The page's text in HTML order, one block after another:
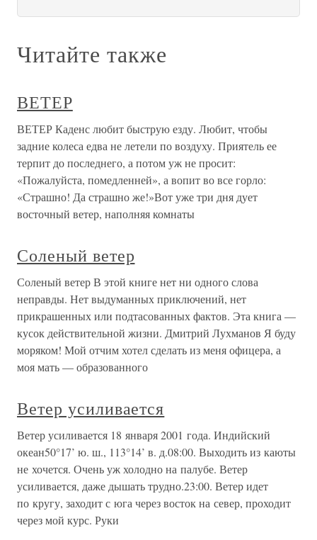
Читайте также
ВЕТЕР
ВЕТЕР Каденс любит быструю езду. Любит, чтобы
задние колеса едва не летели по воздуху. Приятель ее
терпит до последнего, а потом уж не просит:
«Пожалуйста, помедленней», а вопит во все горло:
«Страшно! Да страшно же!»Вот уже три дня дует
восточный ветер, наполняя комнаты
Соленый ветер
Соленый ветер В этой книге нет ни одного слова
неправды. Нет выдуманных приключений, нет
прикрашенных или подтасованных фактов. Эта книга —
кусок действительной жизни. Дмитрий Лухманов Я буду
моряком! Мой отчим хотел сделать из меня офицера, а
моя мать — образованного
Ветер усиливается
Ветер усиливается 18 января 2001 года. Индийский
океан50°17’ ю. ш., 113°14’ в. д.08:00. Выходить из каюты
не хочется. Очень уж холодно на палубе. Ветер
усиливается, даже дышать трудно.23:00. Ветер идет
по кругу, заходит с юга через восток на север, проходит
через мой курс. Руки